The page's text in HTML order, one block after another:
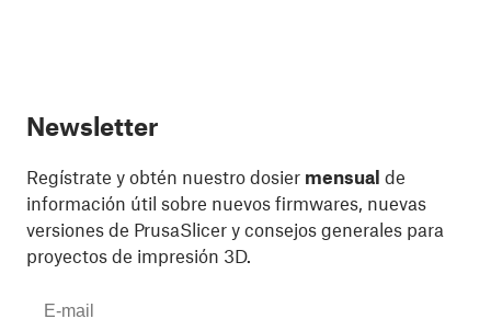
Newsletter
Regístrate y obtén nuestro dosier mensual de
información útil sobre nuevos firmwares, nuevas
versiones de PrusaSlicer y consejos generales para
proyectos de impresión 3D.